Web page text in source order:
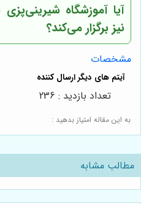
آیا آموزشگاه شیرینی‌پزی
نیز برگزار می‌کند؟
مشخصات
به این مقاله امتیاز بدهید :
تعداد بازدید : 236
مطالب مشابه